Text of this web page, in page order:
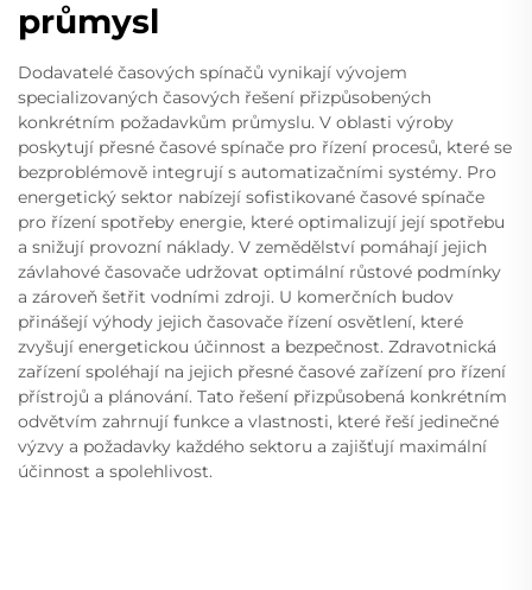
průmysl
Dodavatelé časových spínačů vynikají vývojem
specializovaných časových řešení přizpůsobených
konkrétním požadavkům průmyslu. V oblasti výroby
poskytují přesné časové spínače pro řízení procesů, které se
bezproblémově integrují s automatizačními systémy. Pro
energetický sektor nabízejí sofistikované časové spínače
pro řízení spotřeby energie, které optimalizují její spotřebu
a snižují provozní náklady. V zemědělství pomáhají jejich
závlahové časovače udržovat optimální růstové podmínky
a zároveň šetřit vodními zdroji. U komerčních budov
přinášejí výhody jejich časovače řízení osvětlení, které
zvyšují energetickou účinnost a bezpečnost. Zdravotnická
zařízení spoléhají na jejich přesné časové zařízení pro řízení
přístrojů a plánování. Tato řešení přizpůsobená konkrétním
odvětvím zahrnují funkce a vlastnosti, které řeší jedinečné
výzvy a požadavky každého sektoru a zajišťují maximální
účinnost a spolehlivost.